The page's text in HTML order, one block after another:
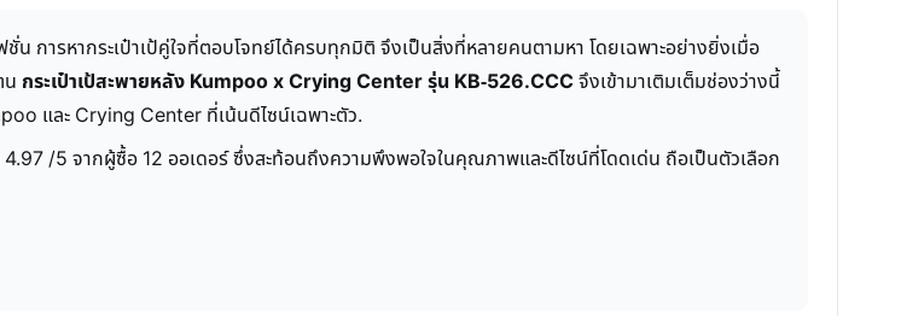
น การหากระเป๋าเป้คู่ใจที่ตอบโจทย์ได้ครบทุกมิติ จึงเป็นสิ่งที่หลายคนตามหา โดยเฉพาะอย่างยิ่งเมื่อ
น กระเป๋าเป้สะพายหลัง Kumpoo x Crying Center รุ่น KB-526.CCCจึงเข้ามาเติมเต็มช่องว่างนี้
และ Crying Center ที่เน้นดีไซน์เฉพาะตัว.
/5 จากผู้ซื้อ 12 ออเดอร์ ซึ่งสะท้อนถึงความพึงพอใจในคุณภาพและดีไซน์ที่โดดเด่น ถือเป็นตัวเลือก